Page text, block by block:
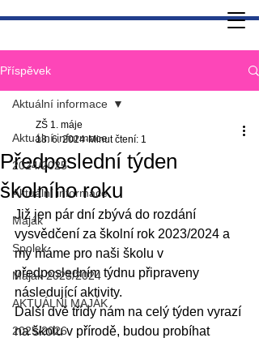
Příspěvek
Aktuální informace
2024/2025
Aktuální informace
Maják
Spolek
Maják 2023/2024
AKTUÁLNÍ MAJÁK
2025/2026
Aktuální informace
Předposlední týden
školního roku
ZŠ 1. máje
18. 6. 2024 Minut čtení: 1
Již jen pár dní zbývá do rozdání
vysvědčení za školní rok 2023/2024 a
my máme pro naši školu v
předposledním týdnu připraveny
následující aktivity.
Další dvě třídy nám na celý týden vyrazí
na školu v přírodě, budou probíhat